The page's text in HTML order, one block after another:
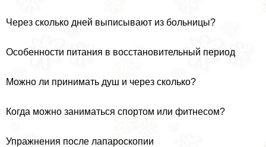
Через сколько дней выписывают из больницы?
Особенности питания в восстановительный период
Можно ли принимать душ и через сколько?
Когда можно заниматься спортом или фитнесом?
Упражнения после лапароскопии